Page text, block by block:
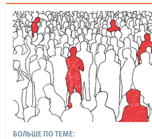
БОЛЬШЕ ПО ТЕМЕ: